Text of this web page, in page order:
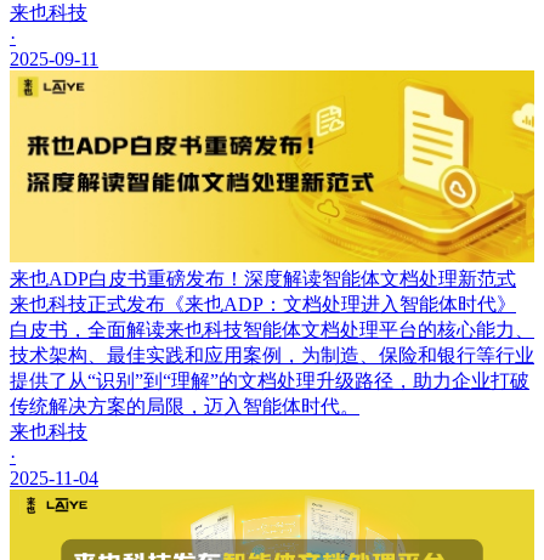
来也科技
·
2025-09-11
来也ADP白皮书重磅发布！深度解读智能体文档处理新范式
来也科技正式发布《来也ADP：文档处理进入智能体时代》
白皮书，全面解读来也科技智能体文档处理平台的核心能力、
技术架构、最佳实践和应用案例，为制造、保险和银行等行业
提供了从“识别”到“理解”的文档处理升级路径，助力企业打破
传统解决方案的局限，迈入智能体时代。
来也科技
·
2025-11-04